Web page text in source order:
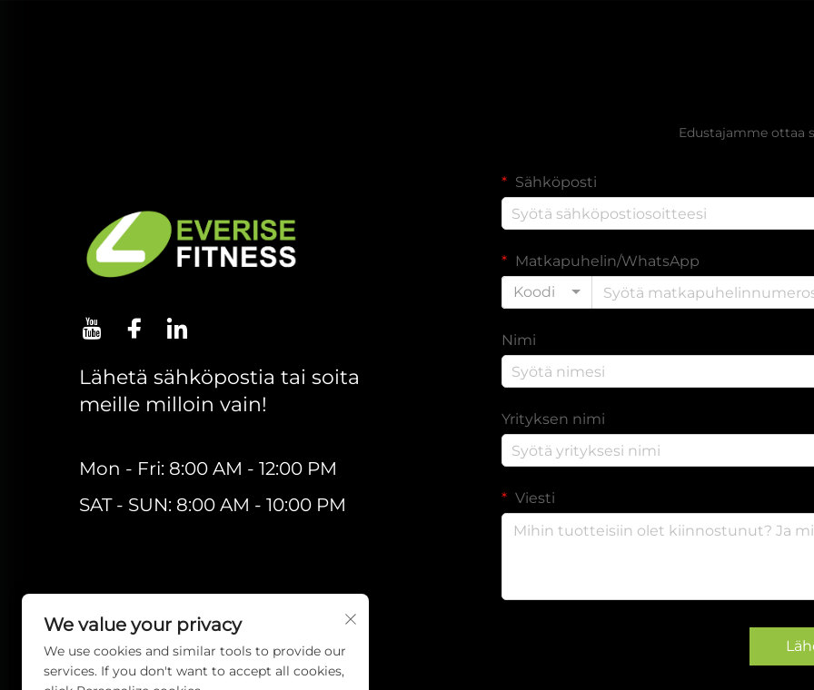
Lähetä sähköpostia tai soita
meille milloin vain!
Mon - Fri: 8:00 AM - 12:00 PM
SAT - SUN: 8:00 AM - 10:00 PM
Edustajamme ottaa
Sähköposti
Matkapuhelin/WhatsApp
Koodi
Nimi
Yrityksen nimi
Viesti
We value your privacy
We use cookies and similar tools to provide our
services. If you don't want to accept all cookies,